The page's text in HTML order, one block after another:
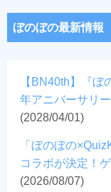
ぼのぼの最新情報
【BN40th】『
年アニバーサリ
(2028/04/01)
「ぼのぼの
コラボが決定！
(2026/08/07)